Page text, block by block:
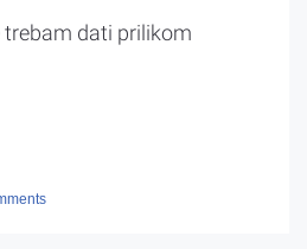
trebam dati prilikom